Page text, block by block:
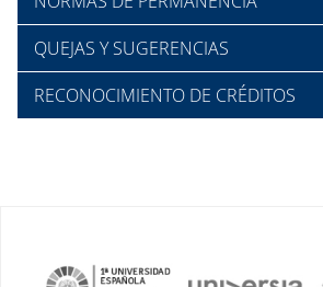
QUEJAS Y SUGERENCIAS
RECONOCIMIENTO DE CRÉDITOS